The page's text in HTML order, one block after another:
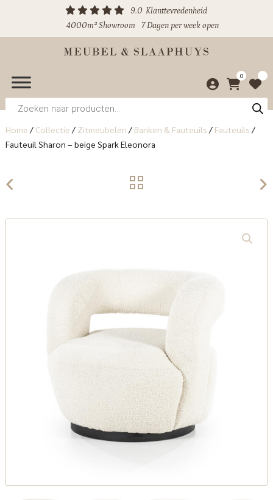
9.0 Klanttevredenheid
4000m² Showroom
7 Dagen per week open
0
Producten
zoeken
Home / Collectie / Zitmeubelen / Banken & Fauteuils / Fauteuils /
Fauteuil Sharon – beige Spark Eleonora